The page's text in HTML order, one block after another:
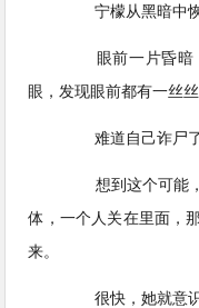
宁檬从黑暗中恢
眼前一片昏暗，
眼，发现眼前都有一丝丝
难道自己诈尸了
想到这个可能，
体，一个人关在里面，
来。
很快，她就意识